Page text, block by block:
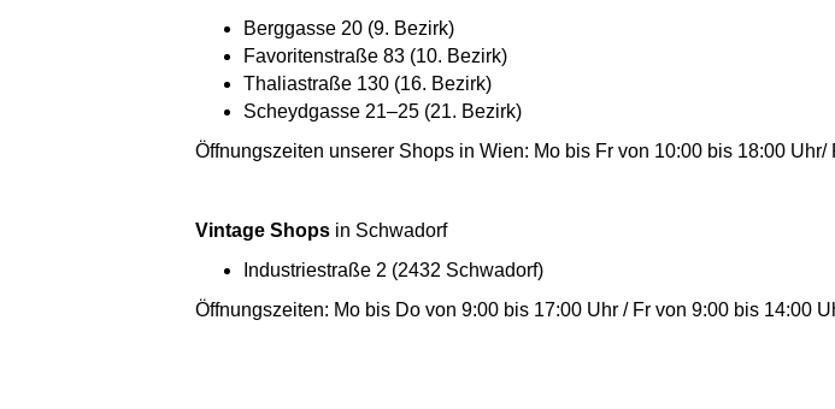
Berggasse 20 (9. Bezirk)
Favoritenstraße 83 (10. Bezirk)
Thaliastraße 130 (16. Bezirk)
Scheydgasse 21–25 (21. Bezirk)
Öffnungszeiten unserer Shops in Wien: Mo bis Fr von 10:00 bis 18:00
Vintage Shops in Schwadorf
Industriestraße 2 (2432 Schwadorf)
Öffnungszeiten: Mo bis Do von 9:00 bis 17:00 Uhr / Fr von 9:00 bis 14:00